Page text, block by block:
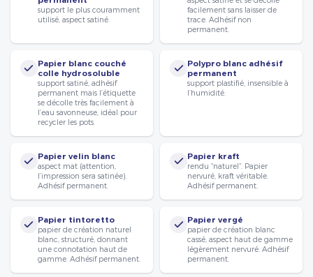
support le plus couramment
utilisé, aspect satiné.
facilement sans laisser de
trace. Adhésif non
permanent.
Papier blanc couché
colle hydrosoluble
support satiné, adhésif
permanent mais l’étiquette
se décolle très facilement à
l’eau savonneuse, idéal pour
recycler les pots.
Polypro blanc adhésif
permanent
support plastifié, insensible à
l’humidité.
Papier velin blanc
aspect mat (attention,
l’impression sera satinée).
Adhésif permanent.
Papier kraft
rendu “naturel”. Papier
nervuré, kraft véritable.
Adhésif permanent.
Papier tintoretto
papier de création naturel
blanc, structuré, donnant
une connotation haut de
gamme. Adhésif permanent.
Papier vergé
papier de création blanc
cassé, aspect haut de gamme
légèrement nervuré. Adhésif
permanent.